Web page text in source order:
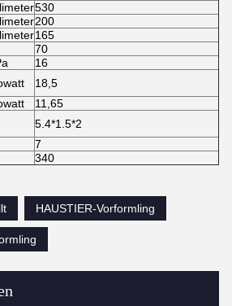
530
200
165
70
16
18,5
11,65
5.4*1.5*2
7
340
HAUSTIER-Vorformling